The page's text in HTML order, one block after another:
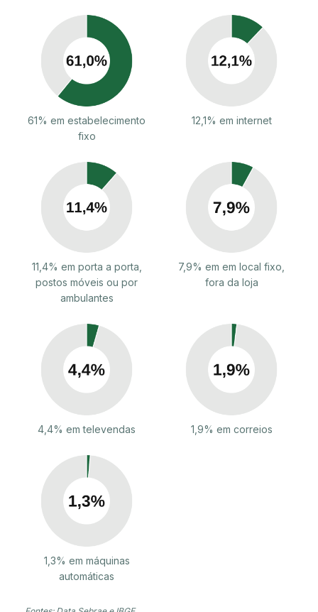
61% em estabelecimento
fixo
12,1% em internet
11,4% em porta a porta,
postos móveis ou por
ambulantes
7,9% em em local fixo,
fora da loja
4,4% em televendas 1,9% em correios
1,3% em máquinas
automáticas